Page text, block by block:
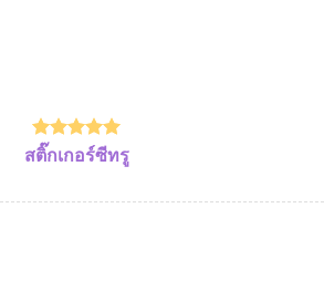
สติ๊กเกอร์ซีทรู